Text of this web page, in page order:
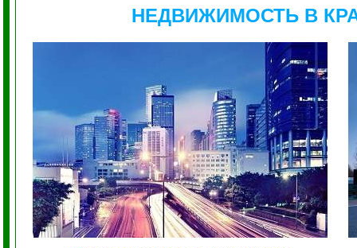
НЕДВИЖИМОСТЬ В